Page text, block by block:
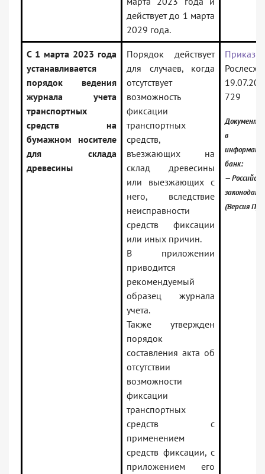
действует до 1 марта
2029 года.
С 1 марта 2023 года
устанавливается
порядок ведения
журнала учета
транспортных
средств на
бумажном носителе
для склада
древесины
Порядок действует
для случаев, когда
отсутствует
возможность
фиксации
транспортных
средств,
въезжающих на
склад древесины
или выезжающих с
него, вследствие
неисправности
средств фиксации
или иных причин.
В приложении
приводится
рекомендуемый
образец журнала
учета.
Также утвержден
порядок
составления акта об
отсутствии
возможности
фиксации
транспортных
средств с
применением
средств фиксации, с
приложением его
Приказ
729
Документ
в
банк:
—
(Версия